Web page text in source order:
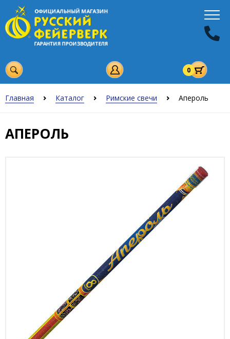
0
Главная Каталог Римские свечи Апероль
АПЕРОЛЬ